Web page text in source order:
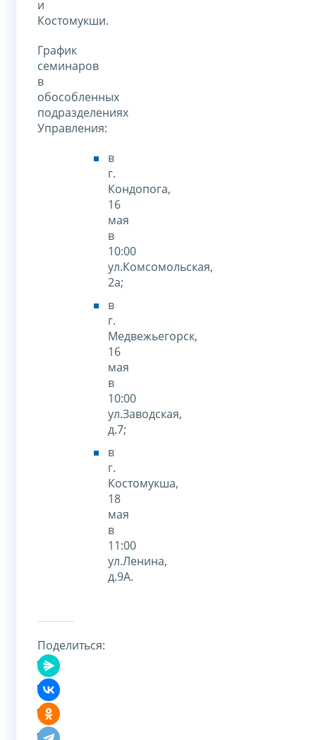
и
Костомукши.
График
семинаров
в
обособленных
подразделениях
Управления:
в
г.
Кондопога,
16
мая
в
10:00
ул.Комсомольская,
2а;
в
г.
Медвежьегорск,
16
мая
в
10:00
ул.Заводская,
д.7;
в
г.
Костомукша,
18
мая
в
11:00
ул.Ленина,
д.9А.
Поделиться: